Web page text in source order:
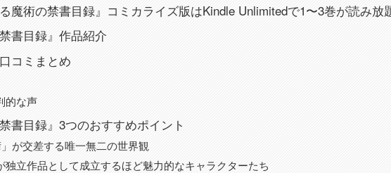
魔術の禁書目録』コミカライズ版はKindle Unlimitedで1〜3巻が読み放
書目録』作品紹介
コミまとめ
的な声
書目録』3つのおすすめポイント
」が交差する唯一無二の世界観
独立作品として成立するほど魅力的なキャラクターたち